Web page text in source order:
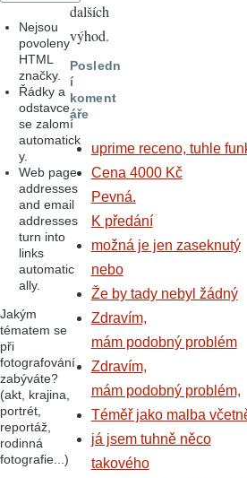
Nejsou
povoleny
HTML
značky.
Řádky a
odstavce
se zalomí
automatick
y.
Web page
addresses
and email
addresses
turn into
links
automatic
ally.
Jakým
tématem se
při
fotografování
zabýváte?
(akt, krajina,
portrét,
reportáž,
rodinná
fotografie...)
dalších
výhod.
Posledn
í
koment
áře
uprime receno, tuhle
Cena 4000 Kč
Pevná.
K předání
možná je jen zaseknutý
nebo
Že by tady nebyl žádný
Zdravím,
mám podobný problém
Zdravím,
mám podobný problém,
Téměř jako malba
já jsem tuhně něco
takového